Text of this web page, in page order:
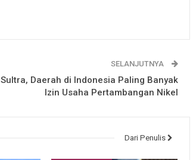
SELANJUTNYA
Sultra, Daerah di Indonesia Paling Banyak
Izin Usaha Pertambangan Nikel
Dari Penulis